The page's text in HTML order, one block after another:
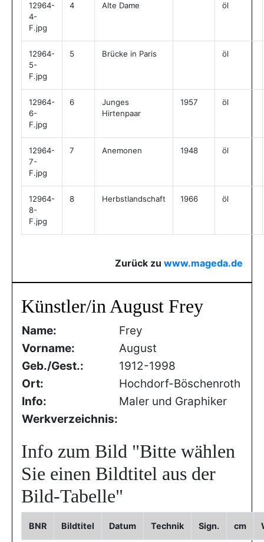
12964-
4-
F.jpg
4 Alte Dame öl
12964-
5-
F.jpg
5 Brücke in Paris öl
12964-
6-
F.jpg
6
Junges
Hirtenpaar
1957 öl
12964-
7-
F.jpg
7 Anemonen 1948 öl
12964-
8-
F.jpg
8 Herbstlandschaft 1966 öl
Zurück zu www.mageda.de
Künstler/in August Frey
Name:
Frey
Vorname:
August
Geb./Gest.:
1912-1998
Ort:
Hochdorf-Böschenroth
Info:
Maler und Graphiker
Werkverzeichnis:
Info zum Bild "Bitte wählen
Sie einen Bildtitel aus der
Bild-Tabelle"
BNR Bildtitel Datum Technik Sign. cm